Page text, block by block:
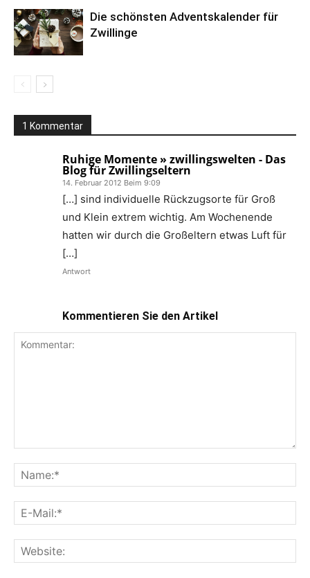
Die schönsten Adventskalender für
Zwillinge
1 Kommentar
Ruhige Momente » zwillingswelten - Das
Blog für Zwillingseltern
14. Februar 2012 Beim 9:09
[…] sind individuelle Rückzugsorte für Groß
und Klein extrem wichtig. Am Wochenende
hatten wir durch die Großeltern etwas Luft für
[…]
Antwort
Kommentieren Sie den Artikel